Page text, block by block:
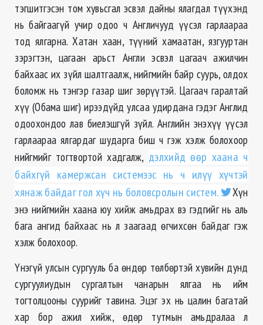
тэгшитгэсэн том хувьсгал эсвэл дайны ялагдал түүхэнд
нь байгаагүй учир одоо ч Англичууд үүсэл гарлаараа
тод ялгарна. Хатан хаан, түүний хамаатан, язгууртан
зэрэгтэн, цагаан арьст Англи эсвэл цагаач ажилчин
байхаас их зүйл шалтгаалж, нийгмийн байр суурь, олдох
боломж нь тэнгэр газар шиг зөрүүтэй. Цагаач гаралтай
хүү (Обама шиг) ирээдүйд улсаа удирдана гэдэг Англид
одоохондоо лав биелэшгүй зүйл. Английн энэхүү үүсэл
гарлаараа ялгардаг шударга биш ч гэж хэлж болохоор
нийгмийг тогтвортой хадгалж, дэлхийд ѳѳр хаана ч
байхгүй камержсан системээс нь ч илүү хүчтэй
хянаж байдаг гол хүч нь боловсролын систем.
Хүн
энэ нийгмийн хаана юу хийж амьдрах вэ гэдгийг нь аль
бага ангид байхаас нь л заагаад ѳгчихсѳн байдаг гэж
хэлж болохоор.
Үнэгүй улсын сургууль ба өндөр төлбөртэй хувийн дунд
сургуулиудын сургалтын чанарын ялгаа нь ийм
тогтолцооны суурийг тавина. Эцэг эх нь цалин багатай
хар бор ажил хийж, өдөр тутмын амьдралаа л